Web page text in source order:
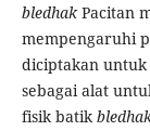
bledhakPacitan
mempengaruhi
diciptakan
sebagai alat
fisik batik